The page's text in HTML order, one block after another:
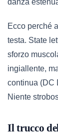
Ecco perché
testa. State
sforzo
ingiallente,
continua (DC
Niente
Il trucco